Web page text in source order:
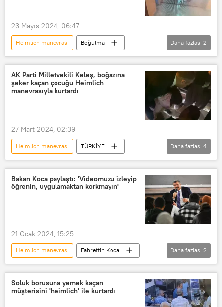
23 Mayıs 2024, 06:47
Heimlich manevrası
Boğulma
Sağlık
Bingöl TÜRKİYE
Daha fazlası 2
AK Parti Milletvekili Keleş, boğazına
şeker kaçan çocuğu Heimlich
manevrasıyla kurtardı
27 Mart 2024, 02:39
Heimlich manevrası
TÜRKİYE
AK Parti
Elazığ
Milletvekili
Şeker
Daha fazlası 4
Bakan Koca paylaştı: 'Videomuzu izleyip
öğrenin, uygulamaktan korkmayın'
21 Ocak 2024, 15:25
Heimlich manevrası
Fahrettin Koca
TÜRKİYE
Sosyal medya
Daha fazlası 2
Soluk borusuna yemek kaçan
müşterisini 'heimlich' ile kurtardı